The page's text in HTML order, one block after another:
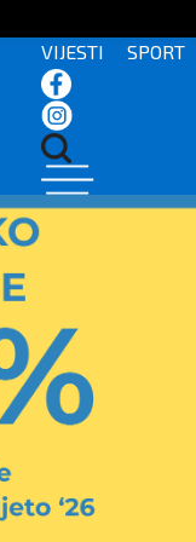
VIJESTI SPORT